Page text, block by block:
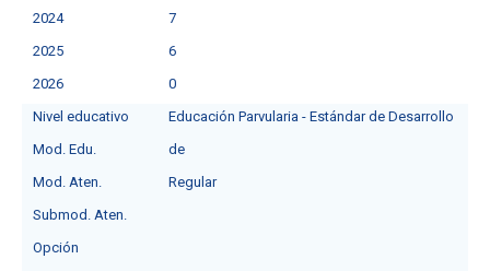
2024
7
2025
6
2026
0
Nivel educativo
Educación Parvularia - Estándar de Desarrollo
Mod. Edu.
de
Mod. Aten.
Regular
Submod. Aten.
Opción